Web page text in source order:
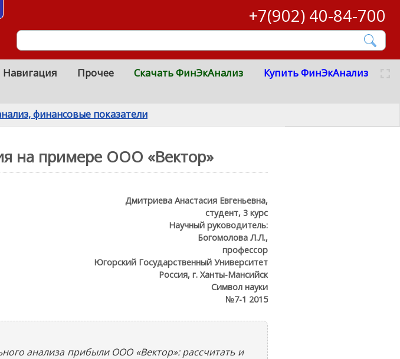
+7(902) 40-84-700
Навигация Прочее Скачать ФинЭкАнализ Купить ФинЭкАнализ
финансовые показатели
на примере ООО «Вектор»
Дмитриева Анастасия Евгеньевна,
студент, 3 курс
Научный руководитель:
Богомолова Л.Л.,
профессор
Югорский Государственный Университет
Россия, г. Ханты-Мансийск
Символ науки
№7-1 2015
анализа прибыли ООО «Вектор»: рассчитать и